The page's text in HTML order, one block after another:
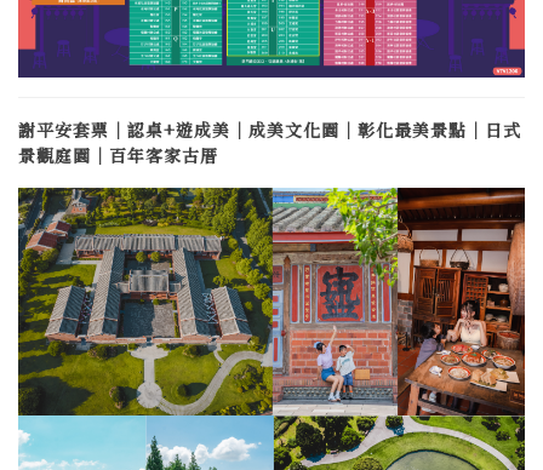
謝平安套票 ｜ 認桌+遊成美 ｜成美文化園｜彰化最美景點 ｜ 日式
景觀庭園 ｜百年客家古厝